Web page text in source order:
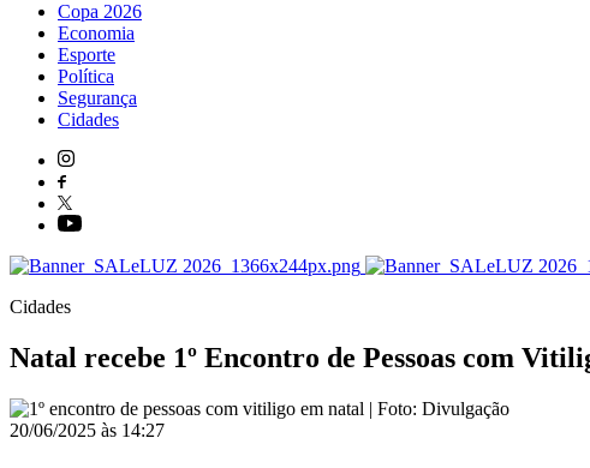
Copa 2026
Economia
Esporte
Política
Segurança
Cidades
Cidades
Natal recebe 1º Encontro de Pessoas com
20/06/2025 às 14:27